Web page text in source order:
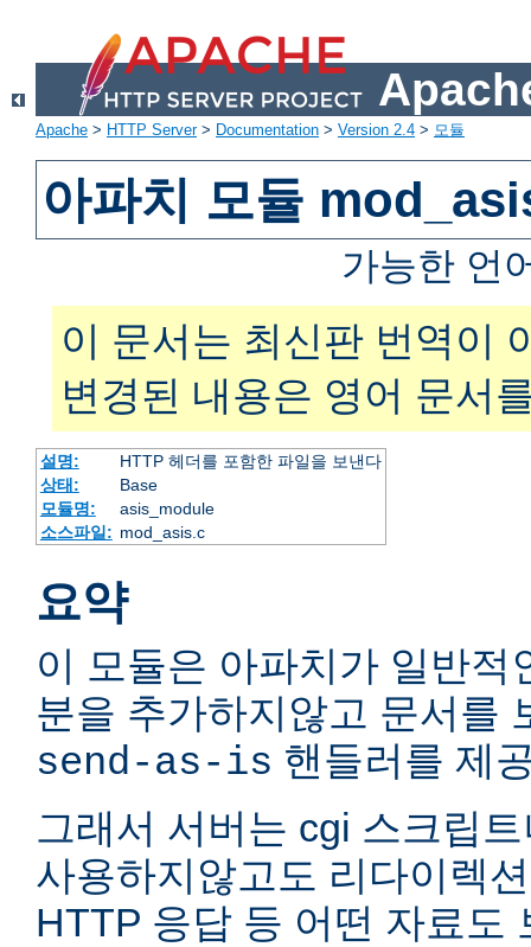
Apache > HTTP Server> Documentation > Version 2.4 > 모듈
아파치 모듈
가능한 언
이 문서는 최신판 번역이
변경된 내용은 영어 문서
설명:
HTTP 헤더를 포함한 파일을 보낸다
상태:
Base
모듈명:
asis_module
소스파일: mod_asis.c
요약
이 모듈은 아파치가 일반적
분을 추가하지않고 문서를
send-as-is 핸들러를 제
그래서 서버는 cgi 스크립
사용하지않고도 리다이렉
HTTP 응답 등 어떤 자료도